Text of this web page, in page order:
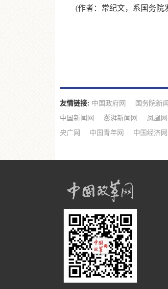
(作者：常纪文，系国务院
友情链接: 中国政府网 国务院新
中国新闻网
澎湃新闻网 凤凰网
央广网
中国青年网 中国经济网